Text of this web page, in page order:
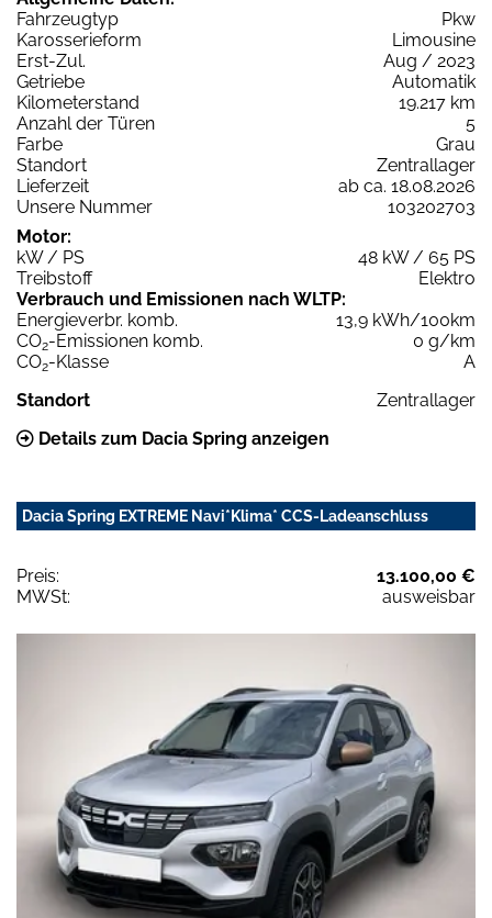
Fahrzeugtyp
Pkw
Karosserieform
Limousine
Erst-Zul.
Aug / 2023
Getriebe
Automatik
Kilometerstand
19.217 km
Anzahl der Türen
5
Farbe
Grau
Standort
Zentrallager
Lieferzeit
ab ca. 18.08.2026
Unsere Nummer
103202703
Motor:
kW / PS
48 kW / 65 PS
Treibstoff
Elektro
Verbrauch und Emissionen nach WLTP:
Energieverbr. komb.
13,9 kWh/100km
CO2-Emissionen komb.
0 g/km
CO2-Klasse
A
Standort
Zentrallager
Details zum Dacia Spring anzeigen
Dacia Spring EXTREME Navi*Klima* CCS-Ladeanschluss
Preis:
13.100,00 €
MWSt:
ausweisbar